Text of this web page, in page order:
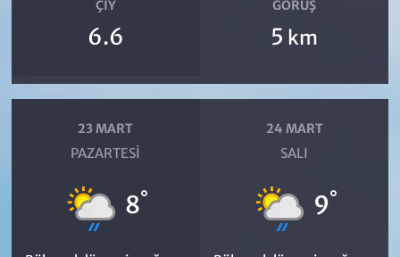
ÇIY
6.6
GÖRÜŞ
5 km
23 MART
PAZARTESI
8°
24 MART
SALI
9°